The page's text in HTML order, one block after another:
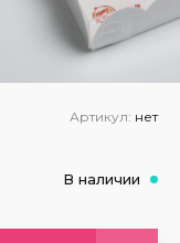
Артикул: нет
В наличии